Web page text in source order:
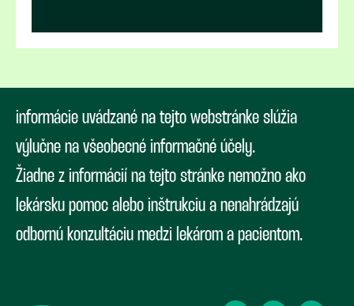
informácie uvádzané na tejto webstránke slúžia
výlučne na všeobecné informačné účely.
Žiadne z informácií na tejto stránke nemožno ako
lekársku pomoc alebo inštrukciu a nenahrádzajú
odbornú konzultáciu medzi lekárom a pacientom.